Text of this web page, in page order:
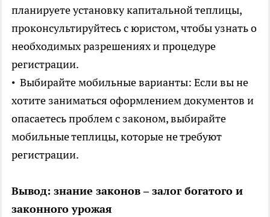
планируете установку капитальной теплицы,
проконсультируйтесь с юристом, чтобы узнать о
необходимых разрешениях и процедуре
регистрации.
• Выбирайте мобильные варианты: Если вы не
хотите заниматься оформлением документов и
опасаетесь проблем с законом, выбирайте
мобильные теплицы, которые не требуют
регистрации.
Вывод: знание законов – залог богатого и
законного урожая